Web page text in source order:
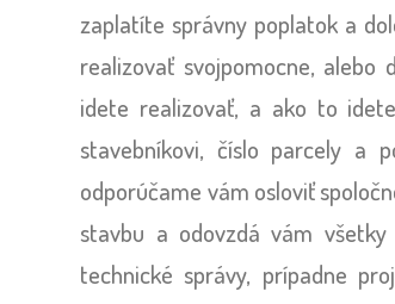
zaplatíte správny poplatok a
realizovať svojpomocne, alebo
idete realizovať, a ako to
stavebníkovi, číslo parcely a
odporúčame vám osloviť
stavbu a odovzdá vám
technické správy, prípadne